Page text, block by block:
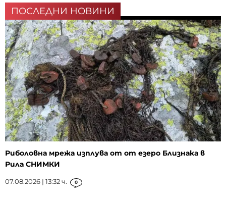
ПОСЛЕДНИ НОВИНИ
Риболовна мрежа изплува от от езеро Близнака в
Рила СНИМКИ
07.08.2026 | 13:32 ч. 0